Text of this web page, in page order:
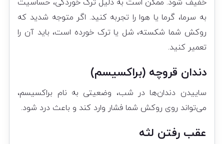
خفیف شود. ممکن است به دلیل ترک خوردگی، حساسیت
به سرما، گرما یا هوا را تجربه کنید. اگر متوجه شدید که
روکش شما شکسته، شل یا ترک خورده است، باید آن را
تعمیر کنید.
دندان قروچه (براکسیسم)
ساییدن دندان‌ها در شب، وضعیتی به نام براکسیسم،
می‌تواند روی روکش شما فشار وارد کند و باعث درد شود.
عقب رفتن لثه